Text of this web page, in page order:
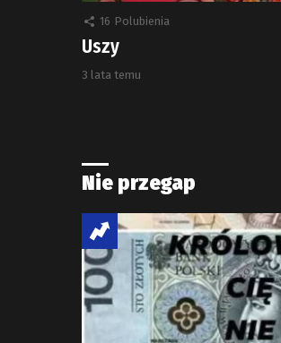
16 Polubienia
Uszy
3 lata temu
Nie przegap